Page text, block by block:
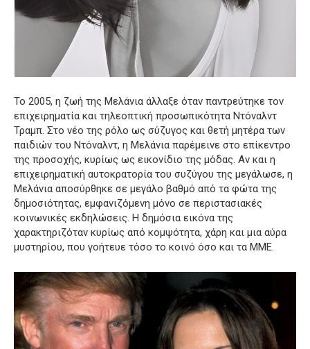
Το 2005, η ζωή της Μελάνια άλλαξε όταν παντρεύτηκε τον
επιχειρηματία και τηλεοπτική προσωπικότητα Ντόναλντ
Τραμπ. Στο νέο της ρόλο ως σύζυγος και θετή μητέρα των
παιδιών του Ντόναλντ, η Μελάνια παρέμεινε στο επίκεντρο
της προσοχής, κυρίως ως εικονίδιο της μόδας. Αν και η
επιχειρηματική αυτοκρατορία του συζύγου της μεγάλωσε, η
Μελάνια αποσύρθηκε σε μεγάλο βαθμό από τα φώτα της
δημοσιότητας, εμφανιζόμενη μόνο σε περιστασιακές
κοινωνικές εκδηλώσεις. Η δημόσια εικόνα της
χαρακτηριζόταν κυρίως από κομψότητα, χάρη και μια αύρα
μυστηρίου, που γοήτευε τόσο το κοινό όσο και τα ΜΜΕ.